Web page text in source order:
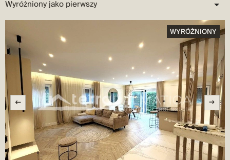
WYRÓŻNIONY